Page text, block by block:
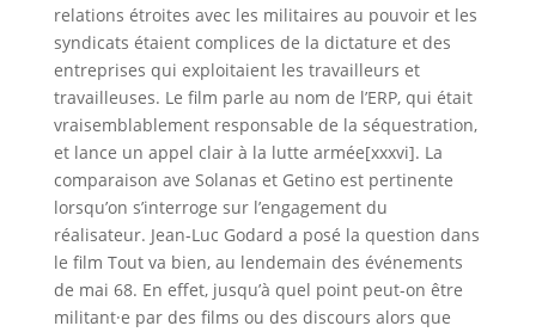
relations étroites avec les militaires au pouvoir et les
syndicats étaient complices de la dictature et des
entreprises qui exploitaient les travailleurs et
travailleuses. Le film parle au nom de l’ERP, qui était
vraisemblablement responsable de la séquestration,
et lance un appel clair à la lutte armée[xxxvi]. La
comparaison ave Solanas et Getino est pertinente
lorsqu’on s’interroge sur l’engagement du
réalisateur. Jean-Luc Godard a posé la question dans
le film Tout va bien, au lendemain des événements
de mai 68. En effet, jusqu’à quel point peut-on être
militant·e par des films ou des discours alors que